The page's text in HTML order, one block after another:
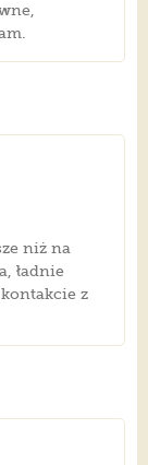
niż na
ładnie
kontakcie z